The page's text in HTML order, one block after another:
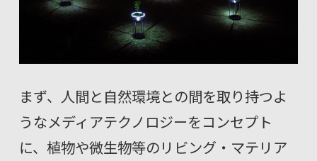
まず、人間と自然環境との間を取り持つよ
うなメディアテクノロジーをコンセプト
に、植物や微生物等のリビング・マテリア